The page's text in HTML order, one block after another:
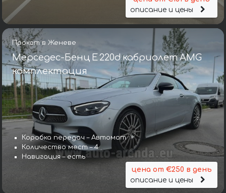
описание и цены
Прокат в Женеве
Мерседес-Бенц E 220d кабриолет AMG
комплектация
Коробка передач – Автомат
Количество мест – 4
Навигация – есть
цена от €250 в день
описание и цены